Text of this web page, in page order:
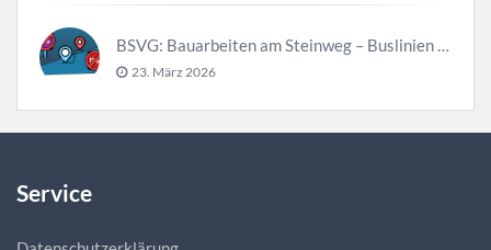
BSVG: Bauarbeiten am Steinweg – Buslinien halten verändert
23. März 2026
Service